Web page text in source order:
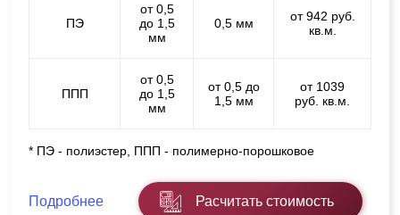
ПЭ
от 0,5
до 1,5
мм
0,5 мм
от 942 руб.
кв.м.
ППП
от 0,5
до 1,5
мм
от 0,5 до
1,5 мм
от 1039
руб. кв.м.
* ПЭ - полиэстер, ППП - полимерно-порошковое
Подробнее Расчитать стоимость